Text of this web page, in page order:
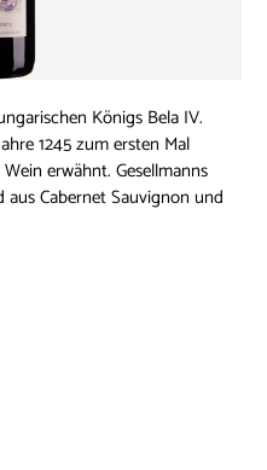
Königs Bela IV.
1245 zum ersten Mal
erwähnt. Gesellmanns
aus Cabernet Sauvignon und